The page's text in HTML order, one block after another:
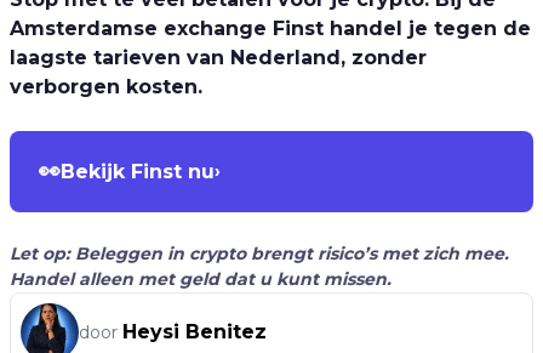
Amsterdamse exchange Finst handel je tegen de
laagste tarieven van Nederland, zonder
verborgen kosten.
👀Bekijk Finst nu›
Let op: Beleggen in crypto brengt risico’s met zich mee.
Handel alleen met geld dat u kunt missen.
door Heysi Benitez